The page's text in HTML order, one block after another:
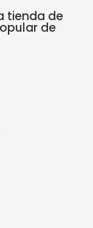
tienda de
de